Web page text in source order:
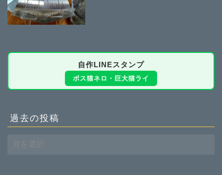
自作LINEスタンプ
ボス猫ネロ・巨大猫ライ
過去の投稿
去